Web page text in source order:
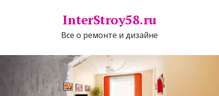
InterStroy58.ru
Все о ремонте и дизайне